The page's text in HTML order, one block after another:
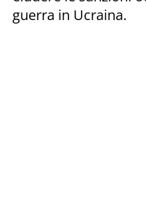
guerra in Ucraina.